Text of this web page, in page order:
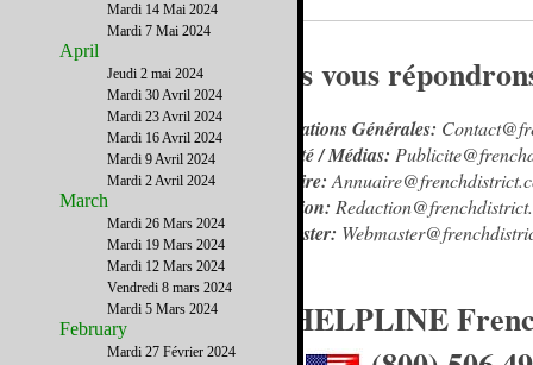
Nous vous
Informations Générales:
Publicité / Médias:
Annuaire:
Rédaction:
Webmaster:
La HELPLINE
Mardi 14 Mai 2024
Mardi 7 Mai 2024
April
Jeudi 2 mai 2024
Mardi 30 Avril 2024
Mardi 23 Avril 2024
Mardi 16 Avril 2024
Mardi 9 Avril 2024
Mardi 2 Avril 2024
March
Mardi 26 Mars 2024
Mardi 19 Mars 2024
Mardi 12 Mars 2024
Vendredi 8 mars 2024
Mardi 5 Mars 2024
February
Mardi 27 Février 2024